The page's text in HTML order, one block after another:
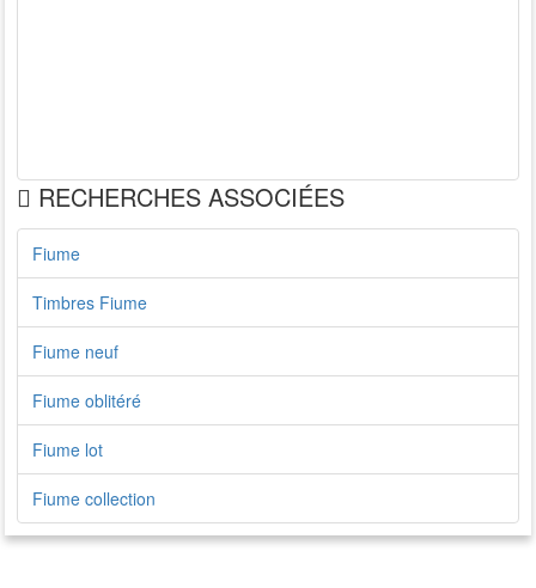
RECHERCHES ASSOCIÉES
Fiume
Timbres Fiume
Fiume neuf
Fiume oblitéré
Fiume lot
Fiume collection